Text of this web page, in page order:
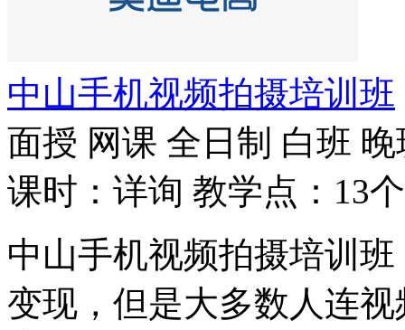
中山手机视频拍摄培训班
面授 网课 全日制 白班 晚
课时：详询 教学点：13个
中山手机视频拍摄培训
变现，但是大多数人连